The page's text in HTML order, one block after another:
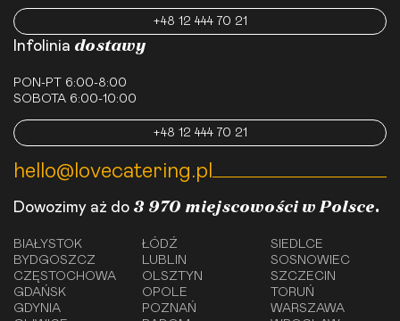
+48 12 444 70 21
Infolinia dostawy
PON-PT 6:00-8:00
SOBOTA 6:00-10:00
+48 12 444 70 21
hello@lovecatering.pl
Dowozimy aż do 3 970 miejscowości w Polsce.
BIAŁYSTOK
BYDGOSZCZ
CZĘSTOCHOWA
GDAŃSK
GDYNIA
ŁÓDŹ
LUBLIN
OLSZTYN
OPOLE
POZNAŃ
SIEDLCE
SOSNOWIEC
SZCZECIN
TORUŃ
WARSZAWA